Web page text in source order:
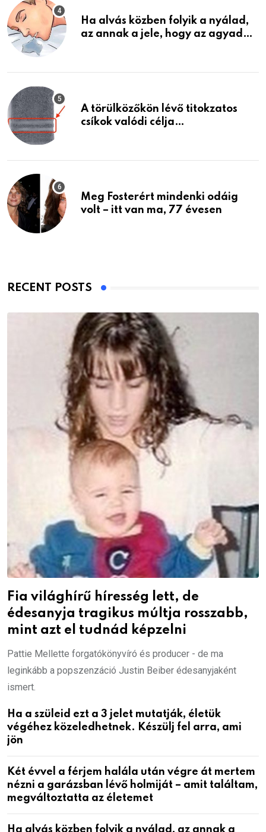
Ha alvás közben folyik a nyálad,
az annak a jele, hogy az agyad…
A törülközőkön lévő titokzatos
csíkok valódi célja…
Meg Fosterért mindenki odáig
volt – itt van ma, 77 évesen
RECENT POSTS
Fia világhírű híresség lett, de
édesanyja tragikus múltja rosszabb,
mint azt el tudnád képzelni
Pattie Mellette forgatókönyvíró és producer - de ma
leginkább a popszenzáció Justin Beiber édesanyjaként
ismert.
Ha a szüleid ezt a 3 jelet mutatják, életük
végéhez közeledhetnek. Készülj fel arra, ami
jön
Két évvel a férjem halála után végre át mertem
nézni a garázsban lévő holmiját – amit találtam,
megváltoztatta az életemet
Ha alvás közben folyik a nyálad, az annak a